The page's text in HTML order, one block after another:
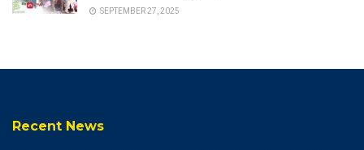
SEPTEMBER 27, 2025
Recent News